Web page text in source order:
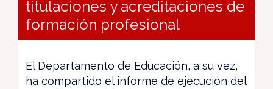
titulaciones y acreditaciones de
formación profesional
El Departamento de Educación, a su vez,
ha compartido el informe de ejecución del